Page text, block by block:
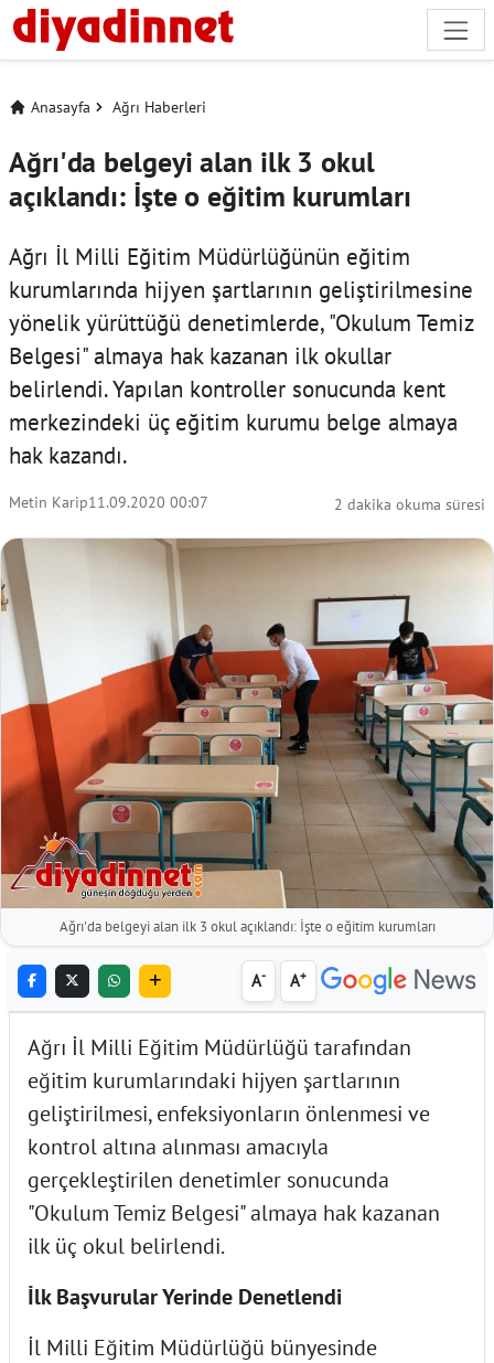
Anasayfa Ağrı Haberleri
Ağrı'da belgeyi alan ilk 3 okul
açıklandı: İşte o eğitim kurumları
Ağrı İl Milli Eğitim Müdürlüğünün eğitim
kurumlarında hijyen şartlarının geliştirilmesine
yönelik yürüttüğü denetimlerde, "Okulum Temiz
Belgesi" almaya hak kazanan ilk okullar
belirlendi. Yapılan kontroller sonucunda kent
merkezindeki üç eğitim kurumu belge almaya
hak kazandı.
Metin Karip11.09.2020 00:07 2 dakika okuma süresi
Ağrı'da belgeyi alan ilk 3 okul açıklandı: İşte o eğitim kurumları
A- A+
Ağrı İl Milli Eğitim Müdürlüğü tarafından
eğitim kurumlarındaki hijyen şartlarının
geliştirilmesi, enfeksiyonların önlenmesi ve
kontrol altına alınması amacıyla
gerçekleştirilen denetimler sonucunda
"Okulum Temiz Belgesi" almaya hak kazanan
ilk üç okul belirlendi.
İlk Başvurular Yerinde Denetlendi
İl Milli Eğitim Müdürlüğü bünyesinde